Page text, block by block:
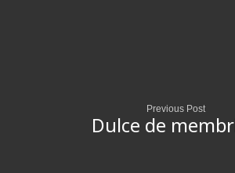
Previous Post
Dulce de